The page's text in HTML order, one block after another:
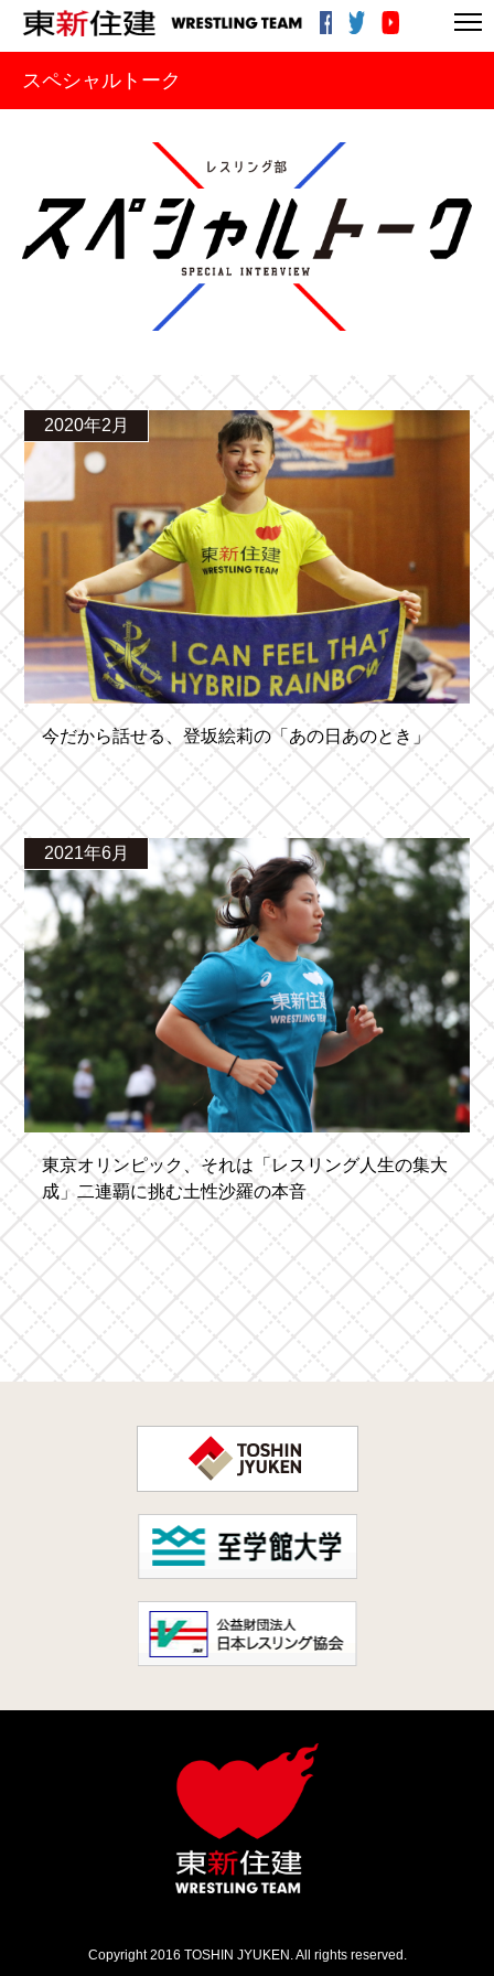
スペシャルトーク
2020年2月
今だから話せる、登坂絵莉の「あの日あのとき」
2021年6月
東京オリンピック、それは「レスリング人生の集大
成」二連覇に挑む土性沙羅の本音
Copyright 2016 TOSHIN JYUKEN. All rights reserved.